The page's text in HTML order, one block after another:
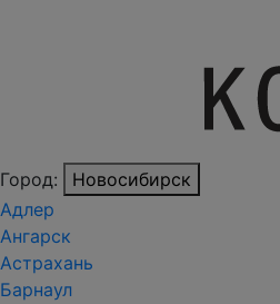
Город:
Новосибирск
Адлер
Ангарск
Астрахань
Барнаул